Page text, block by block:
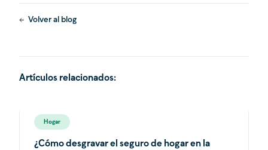
Volver al blog
Artículos relacionados:
Hogar
¿Cómo desgravar el seguro de hogar en la